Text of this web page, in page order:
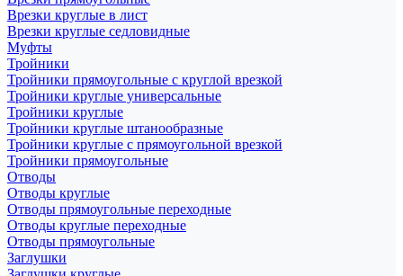
Врезки круглые в лист
Врезки круглые седловидные
Муфты
Тройники
Тройники прямоугольные с круглой врезкой
Тройники круглые универсальные
Тройники круглые
Тройники круглые штанообразные
Тройники круглые с прямоугольной врезкой
Тройники прямоугольные
Отводы
Отводы круглые
Отводы прямоугольные переходные
Отводы круглые переходные
Отводы прямоугольные
Заглушки